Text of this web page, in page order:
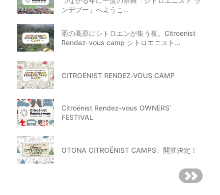
ンデブー」へようこ…
雨の高原にシトロエンが集う夜。Citroenist
Rendez-vous camp シトロエニスト…
CITROËNIST RENDEZ-VOUS CAMP
Citroënist Rendez-vous OWNERS’
FESTIVAL
OTONA CITROËNIST CAMPS、開催決定！